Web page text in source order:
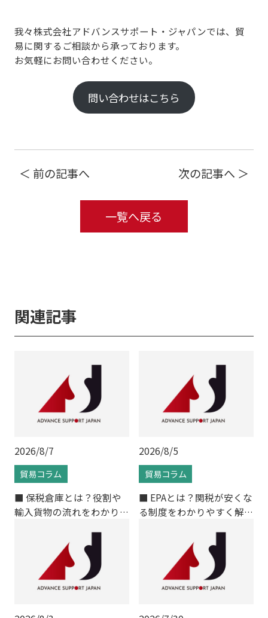
我々株式会社アドバンスサポート・ジャパンでは、貿
易に関するご相談から承っております。
お気軽にお問い合わせください。
問い合わせはこちら
＜ 前の記事へ
一覧へ戻る
次の記事へ ＞
関連記事
2026/8/7
貿易コラム
■ 保税倉庫とは？役割や
輸入貨物の流れをわかりや
2026/8/5
貿易コラム
■ EPAとは？関税が安くな
る制度をわかりやすく解説